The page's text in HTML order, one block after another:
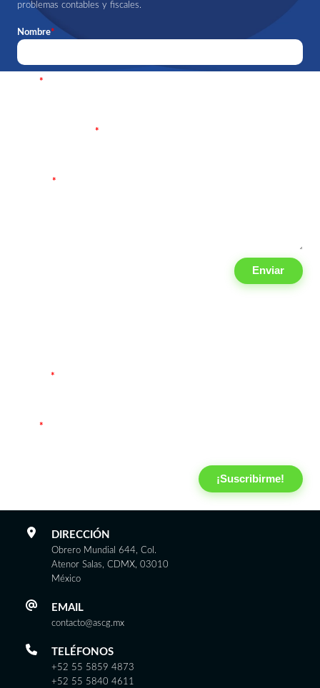
problemas contables y fiscales.
Nombre*
*
*
*
Enviar
*
*
¡Suscribirme!
DIRECCIÓN
Obrero Mundial 644, Col.
Atenor Salas, CDMX, 03010
México
EMAIL
contacto@ascg.mx
TELÉFONOS
+52 55 5859 4873
+52 55 5840 4611